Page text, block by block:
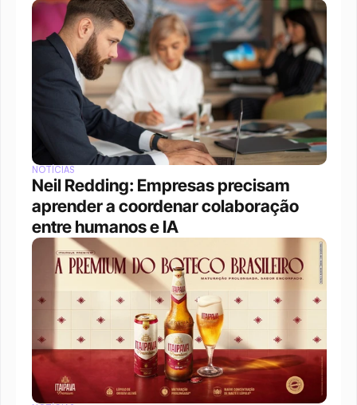
NOTÍCIAS
Neil Redding: Empresas precisam
aprender a coordenar colaboração
entre humanos e IA